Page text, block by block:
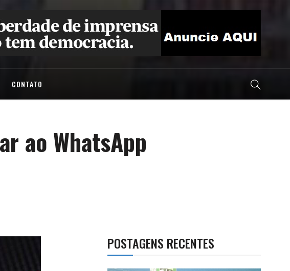
CONTATO
ao WhatsApp
POSTAGENS RECENTES